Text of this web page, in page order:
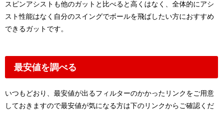
スピンアシストも他のガットと比べると高くはなく、全体的にアシ
スト性能はなく自分のスイングでボールを飛ばしたい方におすすめ
できるガットです。
最安値を調べる
いつもどおり、最安値が出るフィルターのかかったリンクをご用意
しておきますので最安値が気になる方は下のリンクからご確認くだ